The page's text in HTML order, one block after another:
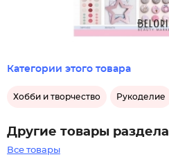
Категории этого товара
Хобби и творчество Рукоделие
Другие товары раздела
Все товары